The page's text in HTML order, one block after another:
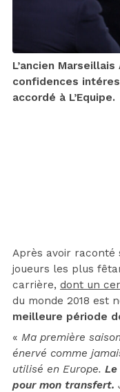
L’ancien
confidences
accordé à L’Equipe.
Après avoir raconté
joueurs les plus
carrière, dont un
du monde 2018 est
meilleure période
« Ma première
énervé comme
utilisé en Europe.
pour mon transfert.